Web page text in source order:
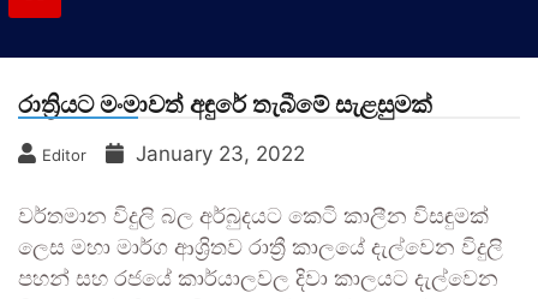
රාත්‍රියට මංමාවත් අඳුරේ තැබීමේ සැළසුමක්
Editor January 23, 2022
වර්තමාන විදුලි බල අර්බුදයට කෙටි කාලීන විසඳුමක්
ලෙස මහා මාර්ග ආශ්‍රිතව රාත්‍රී කාලයේ දැල්වෙන විදුලි
පහන් සහ රජයේ කාර්යාලවල දිවා කාලයට දැල්වෙන